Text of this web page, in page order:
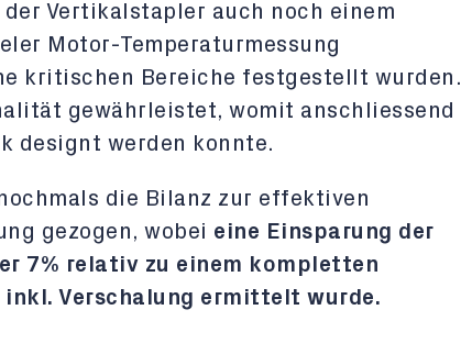
der Vertikalstapler auch noch einem
Motor-Temperaturmessung
kritischen Bereiche festgestellt wurden.
gewährleistet, womit anschliessend
designt werden konnte.
die Bilanz zur effektiven
gezogen, wobei eine Einsparung der
7% relativ zu einem kompletten
Verschalung ermittelt wurde.